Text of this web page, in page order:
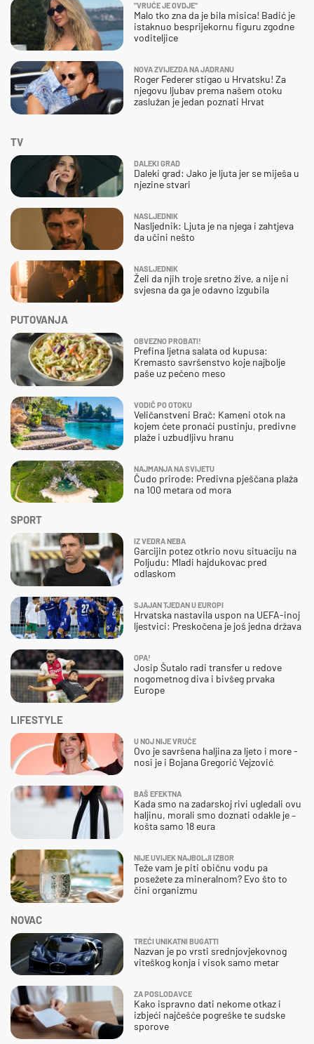
"VRUĆE JE OVDJE"
Malo tko zna da je bila misica! Badić je
istaknuo besprijekornu figuru zgodne
voditeljice
NOVA ZVIJEZDA NA JADRANU
Roger Federer stigao u Hrvatsku! Za
njegovu ljubav prema našem otoku
zaslužan je jedan poznati Hrvat
SPORT
IZ VEDRA NEBA
Garcijin potez otkrio novu situaciju na
Poljudu: Mladi hajdukovac pred
odlaskom
SJAJAN TJEDAN U EUROPI
Hrvatska nastavila uspon na UEFA-inoj
ljestvici: Preskočena je još jedna država
OPA!
Josip Šutalo radi transfer u redove
nogometnog diva i bivšeg prvaka
Europe
TV
DALEKI GRAD
Daleki grad: Jako je ljuta jer se miješa u
njezine stvari
NASLJEDNIK
Nasljednik: Ljuta je na njega i zahtjeva
da učini nešto
NASLJEDNIK
Želi da njih troje sretno žive, a nije ni
svjesna da ga je odavno izgubila
PUTOVANJA
OBVEZNO PROBATI!
Prefina ljetna salata od kupusa:
Kremasto savršenstvo koje najbolje
paše uz pečeno meso
VODIČ PO OTOKU
Veličanstveni Brač: Kameni otok na
kojem ćete pronaći pustinju, predivne
plaže i uzbudljivu hranu
NAJMANJA NA SVIJETU
Čudo prirode: Predivna pješčana plaža
na 100 metara od mora
NOVAC
TREĆI UNIKATNI BUGATTI
Nazvan je po vrsti srednjovjekovnog
viteškog konja i visok samo metar
ZA POSLODAVCE
Kako ispravno dati nekome otkaz i
izbjeći najčešće pogreške te sudske
sporove
LIFESTYLE
U NOJ NIJE VRUĆE
Ovo je savršena haljina za ljeto i more -
nosi je i Bojana Gregorić Vejzović
BAŠ EFEKTNA
Kada smo na zadarskoj rivi ugledali ovu
haljinu, morali smo doznati odakle je –
košta samo 18 eura
NIJE UVIJEK NAJBOLJI IZBOR
Teže vam je piti običnu vodu pa
posežete za mineralnom? Evo što to
čini organizmu